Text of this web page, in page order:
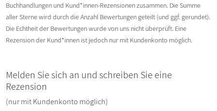
Buchhandlungen und Kund*innen-Rezensionen zusammen. Die Summe
aller Sterne wird durch die Anzahl Bewertungen geteilt (und ggf. gerundet).
Die Echtheit der Bewertungen wurde von uns nicht überprüft. Eine
Rezension der Kund*innen ist jedoch nur mit Kundenkonto möglich.
Melden Sie sich an und schreiben Sie eine
Rezension
(nur mit Kundenkonto möglich)